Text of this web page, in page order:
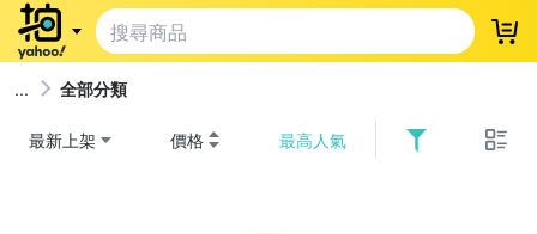
登
全部分類
最新上架 價格 最高人氣